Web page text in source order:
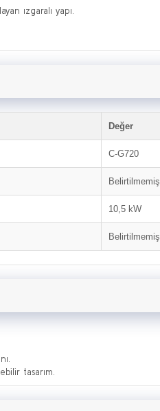
ızgaralı yapı.
Değer
C-G720
Belirtilmemiş
10,5 kW
Belirtilmemiş
tasarım.